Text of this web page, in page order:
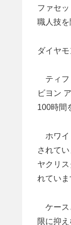
ファセ
職人技を
ダイヤ
ティフ
ビヨン
100時間
ホワイ
されて
ヤクリ
れていま
ケース
限に抑